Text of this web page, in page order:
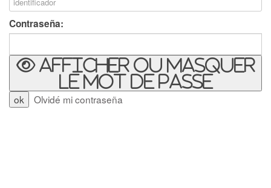
Contraseña:
Afficher ou masquer
le mot de passe
Olvidé mi contraseña